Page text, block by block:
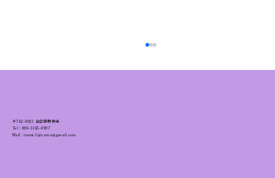
〒742-0021 山口県柳井市
Tel： 090-1185-0997
Mail：izumi.fujiyama@gmail.com